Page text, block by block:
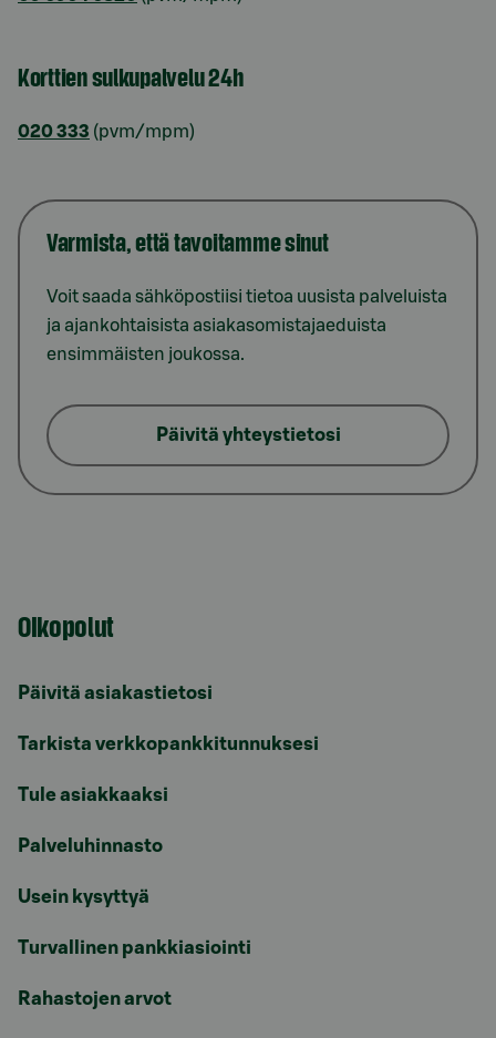
Korttien sulkupalvelu 24h
020 333 (pvm/mpm)
Varmista, että tavoitamme sinut
Voit saada sähköpostiisi tietoa uusista palveluista
ja ajankohtaisista asiakasomistajaeduista
ensimmäisten joukossa.
Päivitä yhteystietosi
Oikopolut
Päivitä asiakastietosi
Tarkista verkkopankkitunnuksesi
Tule asiakkaaksi
Palveluhinnasto
Usein kysyttyä
Turvallinen pankkiasiointi
Rahastojen arvot